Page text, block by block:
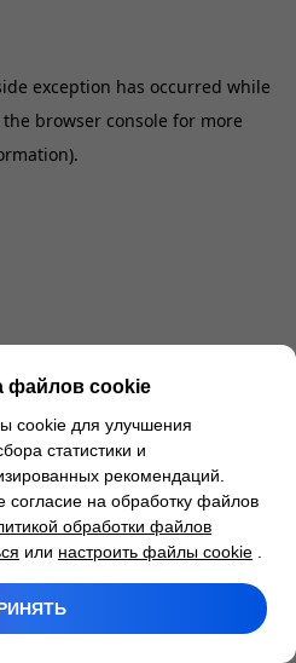
exception has occurred while
the browser console for more
файлов cookie
cookie для улучшения
статистики и
рекомендаций.
на обработку файлов
обработки файлов
или настроить файлы cookie